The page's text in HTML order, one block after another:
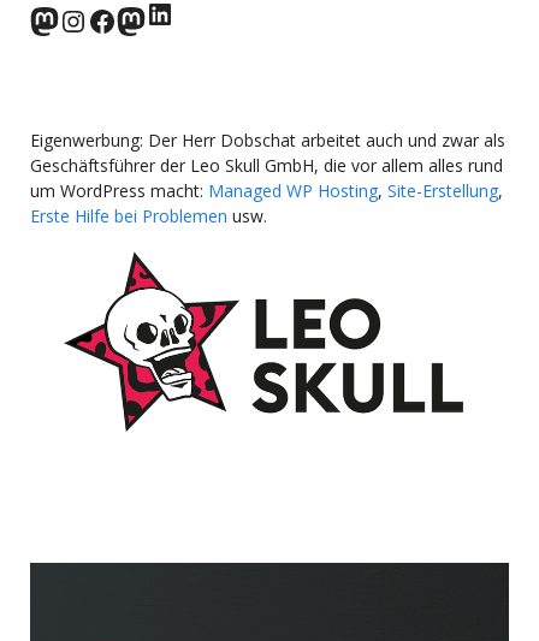
norden.social
Instagram
Facebook
wp-punks.social
LinkedIn
Eigenwerbung: Der Herr Dobschat arbeitet auch und zwar als
Geschäftsführer der Leo Skull GmbH, die vor allem alles rund
um WordPress macht: Managed WP Hosting, Site-Erstellung,
Erste Hilfe bei Problemen usw.